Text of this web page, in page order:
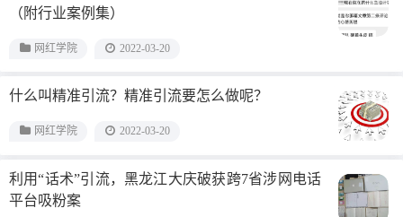
（附行业案例集）
网红学院 2022-03-20
什么叫精准引流？精准引流要怎么做呢？
网红学院 2022-03-20
利用“话术”引流，黑龙江大庆破获跨7省涉网电话
平台吸粉案